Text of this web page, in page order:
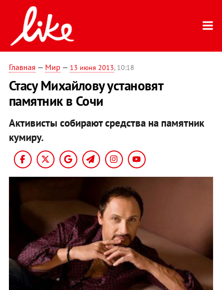
Главная — Мир — 13 июня 2013, 10:18
Стасу Михайлову установят
памятник в Сочи
Активисты собирают средства на памятник
кумиру.